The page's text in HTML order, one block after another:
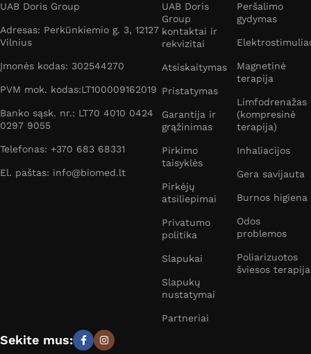
UAB Doris Group
Adresas: Perkūnkiemio g. 3, 12127
Vilnius
Įmonės kodas: 302544270
PVM mok. kodas:LT100009162019
Banko sąsk. nr.: LT70 4010 0424
0297 9055
Telefonas: +370 683 68331
El. paštas: info@biomed.lt
UAB Doris
Group
kontaktai ir
rekvizitai
Atsiskaitymas
Pristatymas
Garantija ir
grąžinimas
Pirkimo
taisyklės
Pirkėjų
atsiliepimai
Privatumo
politika
Slapukai
Slapukų
nustatymai
Partneriai
Peršalimo
gydymas
Magnetinė
terapija
Limfodrenažas
(kompresinė
terapija)
Inhaliacijos
Gera savijauta
Burnos higiena
Odos
problemos
Poliarizuotos
šviesos terapija
Sekite mus: